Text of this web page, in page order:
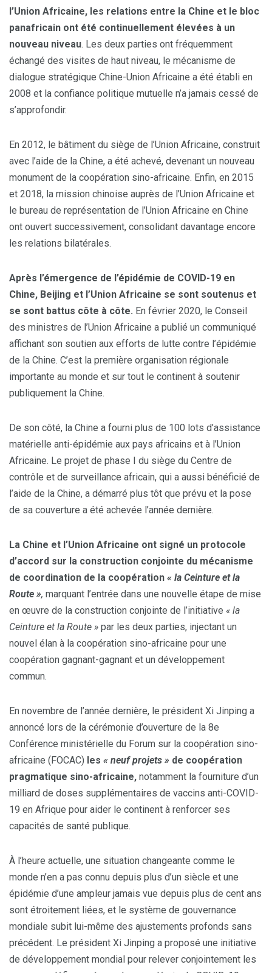
l’Union Africaine, les relations entre la Chine et le bloc
panafricain ont été continuellement élevées à un
nouveau niveau. Les deux parties ont fréquemment
échangé des visites de haut niveau, le mécanisme de
dialogue stratégique Chine-Union Africaine a été établi en
2008 et la confiance politique mutuelle n’a jamais cessé de
s’approfondir.
En 2012, le bâtiment du siège de l’Union Africaine, construit
avec l’aide de la Chine, a été achevé, devenant un nouveau
monument de la coopération sino-africaine. Enfin, en 2015
et 2018, la mission chinoise auprès de l’Union Africaine et
le bureau de représentation de l’Union Africaine en Chine
ont ouvert successivement, consolidant davantage encore
les relations bilatérales.
Après l’émergence de l’épidémie de COVID-19 en
Chine, Beijing et l’Union Africaine se sont soutenus et
se sont battus côte à côte. En février 2020, le Conseil
des ministres de l’Union Africaine a publié un communiqué
affichant son soutien aux efforts de lutte contre l’épidémie
de la Chine. C’est la première organisation régionale
importante au monde et sur tout le continent à soutenir
publiquement la Chine.
De son côté, la Chine a fourni plus de 100 lots d’assistance
matérielle anti-épidémie aux pays africains et à l’Union
Africaine. Le projet de phase I du siège du Centre de
contrôle et de surveillance africain, qui a aussi bénéficié de
l’aide de la Chine, a démarré plus tôt que prévu et la pose
de sa couverture a été achevée l’année dernière.
La Chine et l’Union Africaine ont signé un protocole
d’accord sur la construction conjointe du mécanisme
de coordination de la coopération « la Ceinture et la
Route », marquant l’entrée dans une nouvelle étape de mise
en œuvre de la construction conjointe de l’initiative « la
Ceinture et la Route » par les deux parties, injectant un
nouvel élan à la coopération sino-africaine pour une
coopération gagnant-gagnant et un développement
commun.
En novembre de l’année dernière, le président Xi Jinping a
annoncé lors de la cérémonie d’ouverture de la 8e
Conférence ministérielle du Forum sur la coopération sino-
africaine (FOCAC) les « neuf projets » de coopération
pragmatique sino-africaine, notamment la fourniture d’un
milliard de doses supplémentaires de vaccins anti-COVID-
19 en Afrique pour aider le continent à renforcer ses
capacités de santé publique.
À l’heure actuelle, une situation changeante comme le
monde n’en a pas connu depuis plus d’un siècle et une
épidémie d’une ampleur jamais vue depuis plus de cent ans
sont étroitement liées, et le système de gouvernance
mondiale subit lui-même des ajustements profonds sans
précédent. Le président Xi Jinping a proposé une initiative
de développement mondial pour relever conjointement les